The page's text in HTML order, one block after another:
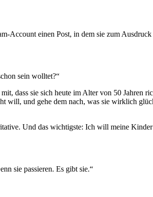
Account einen Post, in dem sie zum
sein wolltet?“
dass sie sich heute im Alter von 50 Jahren
will, und gehe dem nach, was sie wirklich
Und das wichtigste: Ich will meine Kinder
sie passieren. Es gibt sie.“